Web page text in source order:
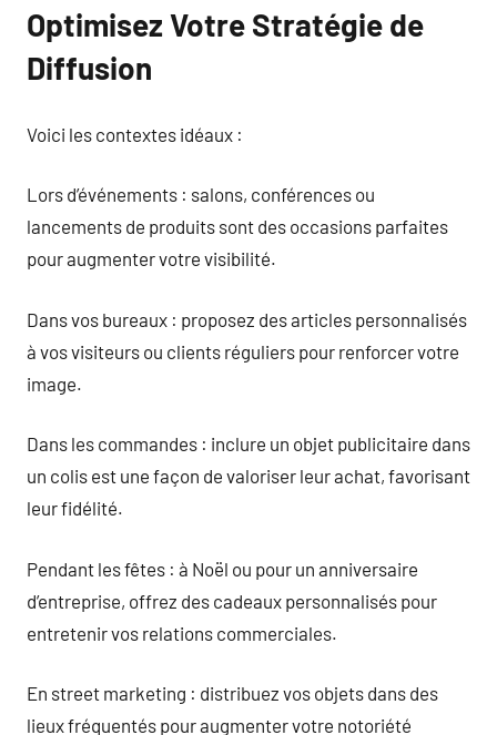
Optimisez Votre Stratégie de
Diffusion
Voici les contextes idéaux :
Lors d’événements : salons, conférences ou
lancements de produits sont des occasions parfaites
pour augmenter votre visibilité.
Dans vos bureaux : proposez des articles personnalisés
à vos visiteurs ou clients réguliers pour renforcer votre
image.
Dans les commandes : inclure un objet publicitaire dans
un colis est une façon de valoriser leur achat, favorisant
leur fidélité.
Pendant les fêtes : à Noël ou pour un anniversaire
d’entreprise, offrez des cadeaux personnalisés pour
entretenir vos relations commerciales.
En street marketing : distribuez vos objets dans des
lieux fréquentés pour augmenter votre notoriété